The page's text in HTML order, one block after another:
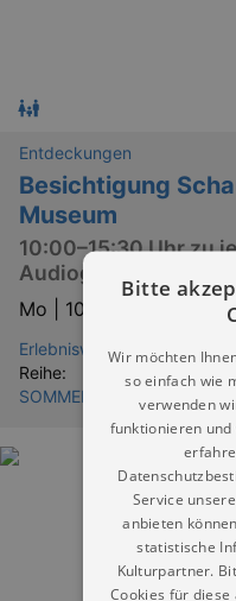
Entdeckungen
Besichtigung
Museum
10:00–15:30 Uhr zu
Audioguide in 14
Mo | 10.08.2026 | 10:00
Erlebniswelt Meissen Meißen
Reihe:
SOMMERFERIEN IN
Bitte
Wir möchten
so einfach wie
verwenden
funktionieren und
Service
anbieten
statistische
Kulturpartner.
Cookies für diese